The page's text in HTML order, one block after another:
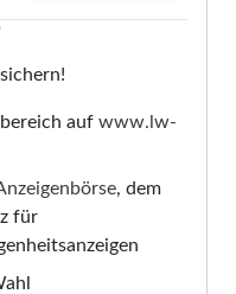
aufwww.lw-
, dem
für